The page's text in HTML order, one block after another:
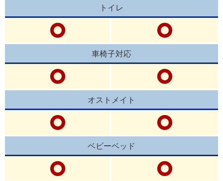
トイレ
車椅子対応
オストメイト
ベビーベッド